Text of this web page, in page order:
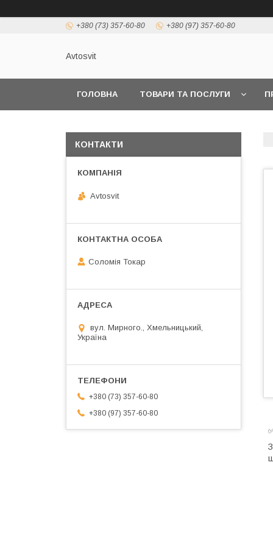
+380 (73) 357-60-80 +380 (97) 357-60-80
Avtosvit
ГОЛОВНА ТОВАРИ ТА ПОСЛУГИ
КОНТАКТИ
Avtosvit
Соломія Токар
вул. Мирного., Хмельницький,
Україна
+380 (73) 357-60-80
+380 (97) 357-60-80